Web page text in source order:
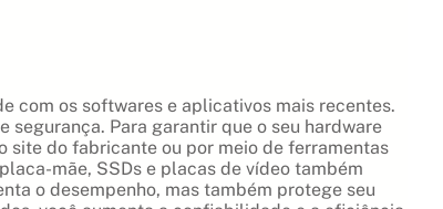
com os softwares e aplicativos mais recentes.
Para garantir que o seu hardware
site do fabricante ou por meio de ferramentas
mãe, SSDs e placas de vídeo também
o desempenho, mas também protege seu